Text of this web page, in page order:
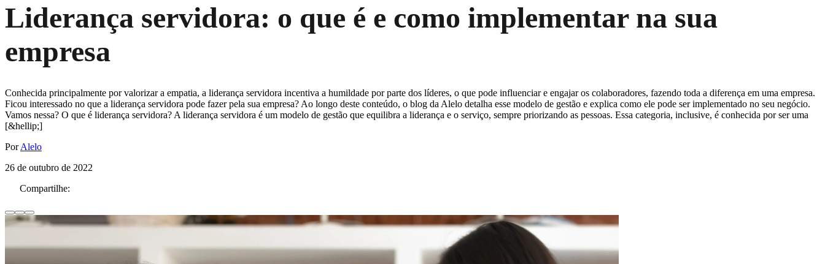
Liderança servidora: o que é e como implementar na sua
empresa
Conhecida principalmente por valorizar a empatia, a liderança servidora incentiva a humildade por parte dos líderes, o que pode influenciar e engajar os colaboradores, fazendo toda a diferença em uma empresa.
Ficou interessado no que a liderança servidora pode fazer pela sua empresa? Ao longo deste conteúdo, o blog da Alelo detalha esse modelo de gestão e explica como ele pode ser implementado no seu negócio.
Vamos nessa? O que é liderança servidora? A liderança servidora é um modelo de gestão que equilibra a liderança e o serviço, sempre priorizando as pessoas. Essa categoria, inclusive, é conhecida por ser uma
[&hellip;]
PorAlelo
26 de outubro de 2022
Compartilhe: